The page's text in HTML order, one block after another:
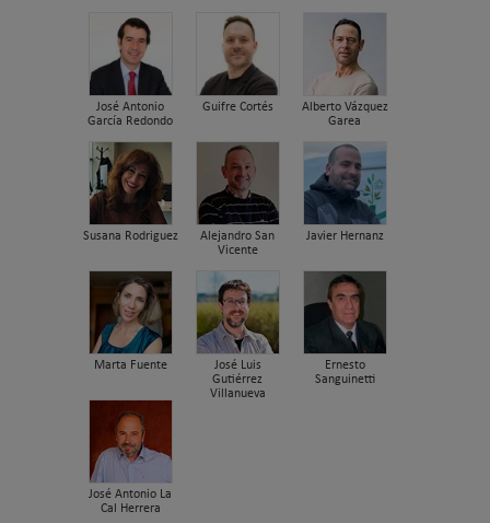
José Antonio
García Redondo
Guifre Cortés
Alberto Vázquez
Garea
Susana Rodriguez
Alejandro San
Vicente
Javier Hernanz
Marta Fuente
José Luis
Gutiérrez
Villanueva
Ernesto
Sanguinetti
José Antonio La
Cal Herrera